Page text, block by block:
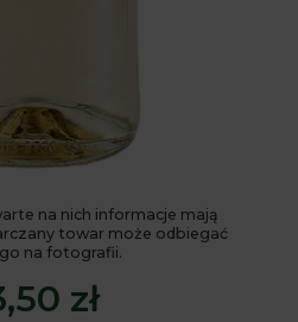
na nich informacje mają
towar może odbiegać
na fotografii.
zł